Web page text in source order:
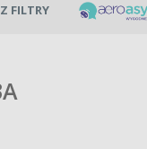
FILTRY